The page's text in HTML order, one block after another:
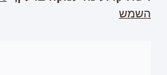
השמש